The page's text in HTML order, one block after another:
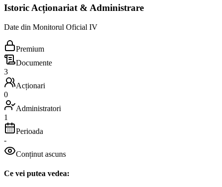
Istoric Acționariat & Administrare
Date din Monitorul Oficial IV
Premium
Documente
3
Acționari
0
Administratori
1
Perioada
-
Conținut ascuns
Ce vei putea vedea: